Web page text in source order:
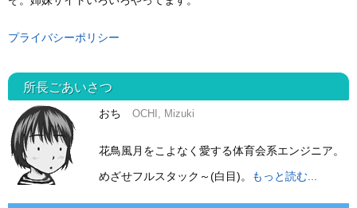
プライバシーポリシー
所長ごあいさつ
おち OCHI, Mizuki
花鳥風月をこよなく愛する体育会系エンジニア。
めざせフルスタック～(白目)。
もっと読む...